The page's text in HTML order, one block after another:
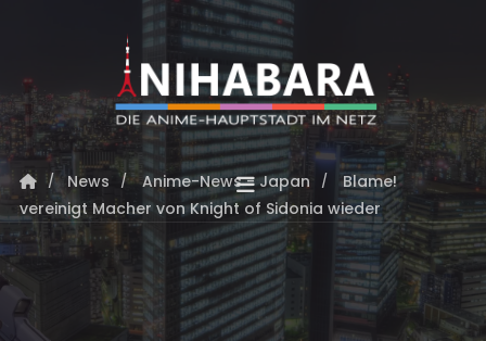
News Anime-News - Japan
Blame!
vereinigt Macher von Knight of Sidonia wieder